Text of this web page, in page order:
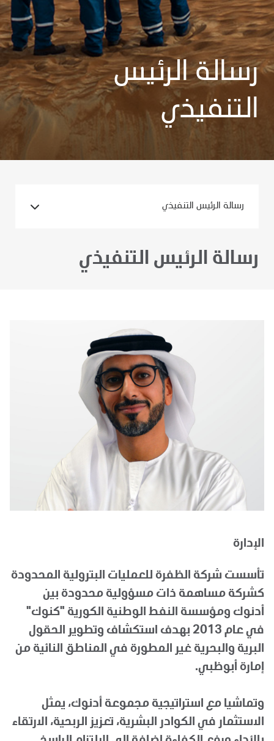
رسالة الرئيس
التنفيذي
رسالة الرئيس التنفيذي
الإدارة
تأسست شركة الظفرة للعمليات البترولية المحدودة
كشركة مساهمة ذات مسؤولية محدودة بين
أدنوك ومؤسسة النفط الوطنية الكورية "كنوك"
في عام 2013 بهدف استكشاف وتطوير الحقول
البرية والبحرية غير المطورة في المناطق النائية من
إمارة أبوظبي.
وتماشيا مع استراتيجية مجموعة أدنوك، يمثل
الاستثمار في الكوادر البشرية، تعزيز الربحية، الارتقاء
رسالة الرئيس التنفيذي